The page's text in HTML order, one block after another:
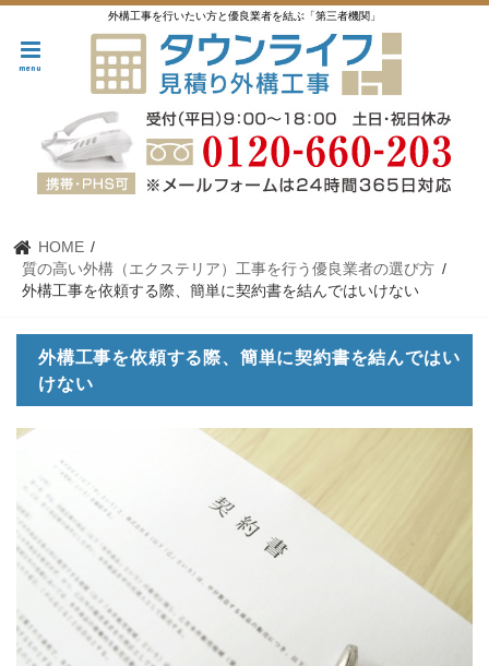
外構工事を行いたい方と優良業者を結ぶ「第三者機関」
menu
HOME
質の高い外構（エクステリア）工事を行う優良業者の選び方
外構工事を依頼する際、簡単に契約書を結んではいけない
外構工事を依頼する際、簡単に契約書を結んではい
けない